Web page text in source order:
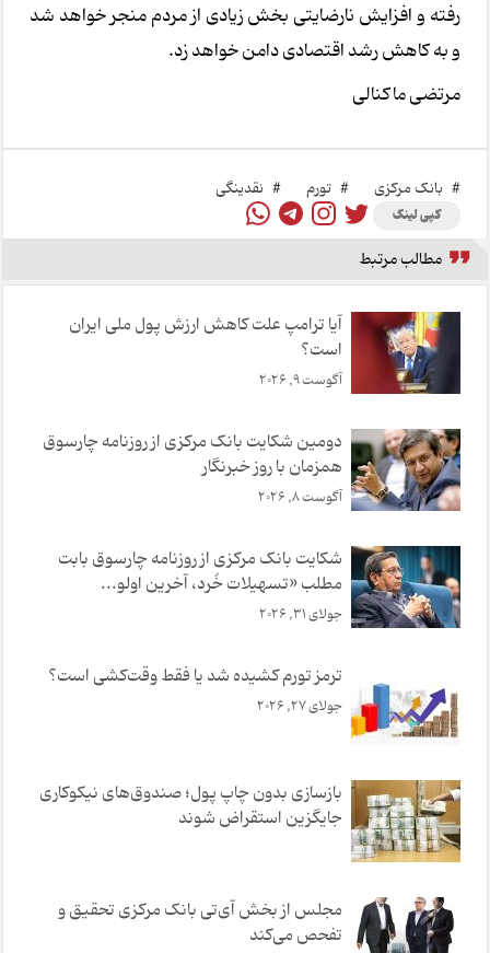
رفته و افزایش نارضایتی بخش زیادی از مردم منجر خواهد شد
و به کاهش رشد اقتصادی دامن خواهد زد.
مرتضی ماکنالی
# بانک مرکزی # تورم # نقدینگی
کپی لینک
مطالب مرتبط
آیا ترامپ علت کاهش ارزش پول ملی ایران
است؟
آگوست 9, 2026
دومین شکایت بانک مرکزی از روزنامه چارسوق
همزمان با روز خبرنگار
آگوست 8, 2026
شکایت بانک مرکزی از روزنامه چارسوق بابت
مطلب «تسهیلات خُرد، آخر‌‌ین اولو...
جولای 31, 2026
ترمز تورم کشیده شد یا فقط وقت‌کشی است؟
جولای 27, 2026
بازسازی بدون چاپ پول؛ صندوق‌های نیکوکاری
جایگزین استقراض شوند
مجلس از بخش آی‌تی بانک مرکزی تحقیق و
تفحص می‌کند